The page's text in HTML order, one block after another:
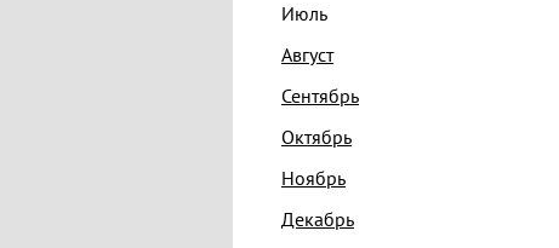
Июль
Август
Сентябрь
Октябрь
Ноябрь
Декабрь